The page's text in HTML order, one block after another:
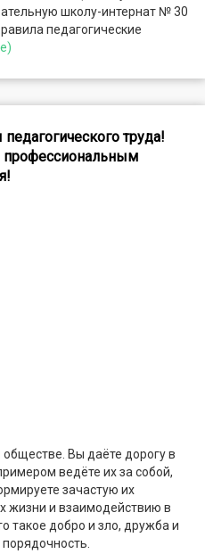
школу-интернат № 30
педагогические
труда!
Вы даёте дорогу в
ведёте их за собой,
зачастую их
жизни и взаимодействию в
такое добро и зло, дружба и